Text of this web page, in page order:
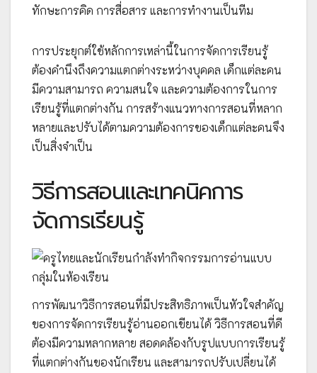
ทักษะการคิด การสื่อสาร และการทำงานเป็นทีม
การประยุกต์ใช้หลักการเหล่านี้ในการจัดการเรียนรู้
ต้องคำนึงถึงความแตกต่างระหว่างบุคคล เด็กแต่ละคน
มีความสามารถ ความสนใจ และความต้องการในการ
เรียนรู้ที่แตกต่างกัน การสร้างแนวทางการสอนที่หลาก
หลายและปรับได้ตามความต้องการของเด็กแต่ละคนจึง
เป็นสิ่งจำเป็น
วิธีการสอนและเทคนิคการ
จัดการเรียนรู้
การพัฒนาวิธีการสอนที่มีประสิทธิภาพเป็นหัวใจสำคัญ
ของการจัดการเรียนรู้อ่านออกเขียนได้ วิธีการสอนที่ดี
ต้องมีความหลากหลาย สอดคล้องกับรูปแบบการเรียนรู้
ที่แตกต่างกันของนักเรียน และสามารถปรับเปลี่ยนได้